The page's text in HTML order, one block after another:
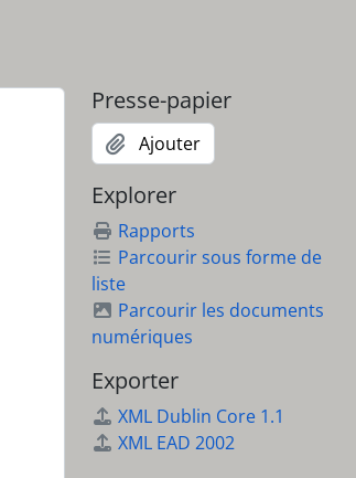
d'argent
Presse-papier
Ajouter
Explorer
Rapports
Parcourir sous forme de
liste
Parcourir les documents
numériques
Exporter
XML Dublin Core 1.1
XML EAD 2002